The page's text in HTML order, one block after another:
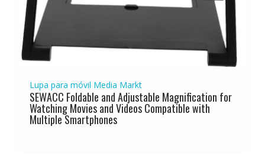
Lupa para móvil Media Markt
SEWACC Foldable and Adjustable Magnification for
Watching Movies and Videos Compatible with
Multiple Smartphones